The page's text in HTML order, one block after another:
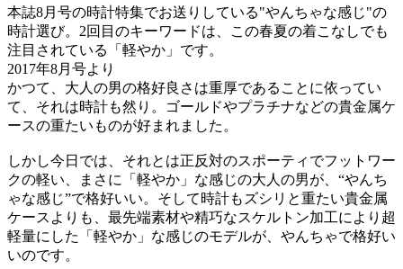
本誌8月号の時計特集でお送りしている"やんちゃな感じ"の
時計選び。2回目のキーワードは、この春夏の着こなしでも
注目されている「軽やか」です。
2017年8月号より
かつて、大人の男の格好良さは重厚であることに依ってい
て、それは時計も然り。ゴールドやプラチナなどの貴金属ケ
ースの重たいものが好まれました。
しかし今日では、それとは正反対のスポーティでフットワー
クの軽い、まさに「軽やか」な感じの大人の男が、“やんち
ゃな感じ”で格好いい。そして時計もズシリと重たい貴金属
ケースよりも、最先端素材や精巧なスケルトン加工により超
軽量にした「軽やか」な感じのモデルが、やんちゃで格好い
いのです。